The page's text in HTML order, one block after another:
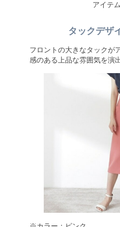
アイテ
タックデザ
フロントの大きなタックが
感のある上品な雰囲気を演